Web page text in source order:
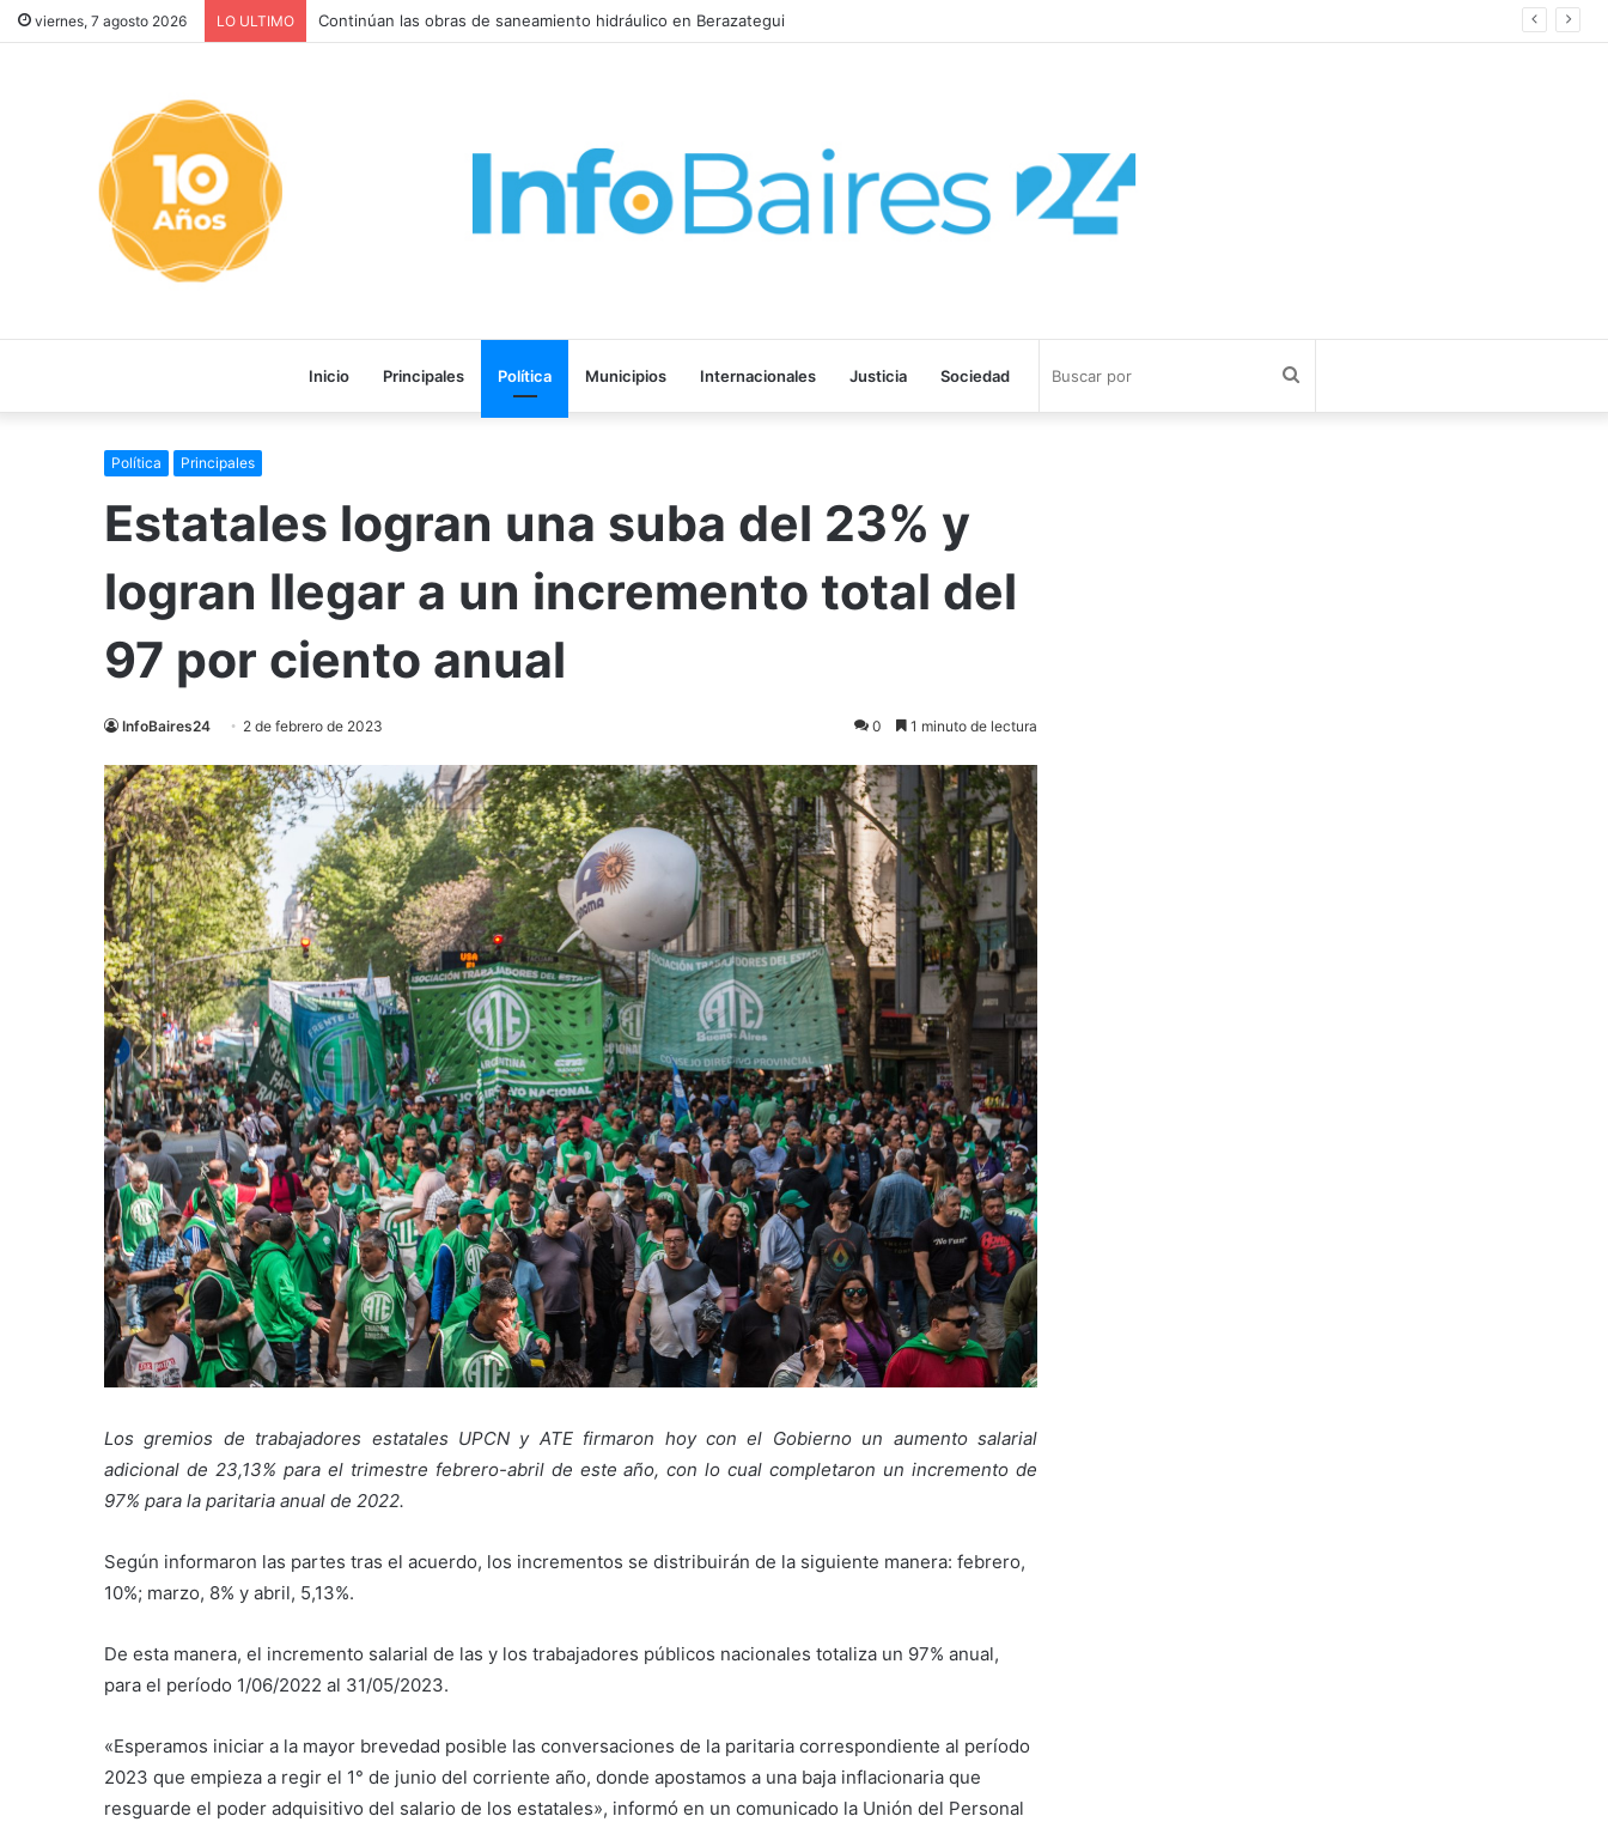
viernes, 7 agosto 2026 LO ULTIMO Continúan las obras de saneamiento hidráulico en Berazategui
Inicio Principales Política Municipios Internacionales Justicia Sociedad
Política Principales
Estatales logran una suba del 23% y
logran llegar a un incremento total del
97 por ciento anual
InfoBaires24 2 de febrero de 2023 0 1 minuto de lectura
Los gremios de trabajadores estatales UPCN y ATE firmaron hoy con el Gobierno un aumento salarial
adicional de 23,13% para el trimestre febrero-abril de este año, con lo cual completaron un incremento de
97% para la paritaria anual de 2022.
Según informaron las partes tras el acuerdo, los incrementos se distribuirán de la siguiente manera: febrero,
10%; marzo, 8% y abril, 5,13%.
De esta manera, el incremento salarial de las y los trabajadores públicos nacionales totaliza un 97% anual,
para el período 1/06/2022 al 31/05/2023.
«Esperamos iniciar a la mayor brevedad posible las conversaciones de la paritaria correspondiente al período
2023 que empieza a regir el 1° de junio del corriente año, donde apostamos a una baja inflacionaria que
resguarde el poder adquisitivo del salario de los estatales», informó en un comunicado la Unión del Personal